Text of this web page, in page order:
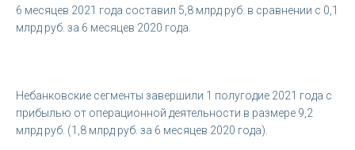
6 месяцев 2021 года составил 5,8 млрд руб. в сравнении с 0,1
млрд руб. за 6 месяцев 2020 года.
Небанковские сегменты завершили 1 полугодие 2021 года с
прибылью от операционной деятельности в размере 9,2
млрд руб. (1,8 млрд руб. за 6 месяцев 2020 года).